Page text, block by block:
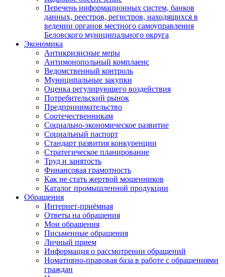
Перечень информационных систем, банков
данных, реестров, регистров, находящихся в
ведении органов местного самоуправления
Беловского муниципального округа
Экономика
Антикризисные меры
Антимонопольный комплаенс
Ведомственный контроль
Муниципальные закупки
Оценка регулирующего воздействия
Потребительский рынок
Предпринимательство
Соотечественникам
Социально-экономическое развитие
Социальный паспорт
Стандарт развития конкуренции
Стратегическое планирование
Труд и занятость
Финансовая грамотность
Как не стать жертвой мошенников
Каталог промышленной продукции
Обращения
Интернет-приёмная
Ответы на обращения
Мои обращения
Письменные обращения
Личный прием
Информация о рассмотрении обращений
Номативно-правовая база в работе с обращениями
граждан